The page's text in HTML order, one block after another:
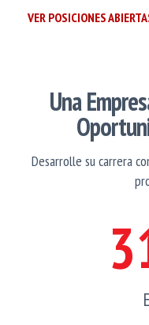
VER POSICIONES
Una
Desarrolle su carrera